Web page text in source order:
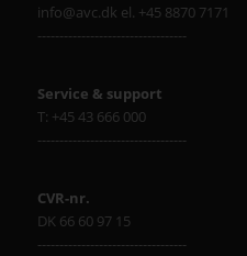
info@avc.dk el. +45 8870 7171
----------------------------------
Service & support
T: +45 43 666 000
----------------------------------
CVR-nr.
DK 66 60 97 15
----------------------------------